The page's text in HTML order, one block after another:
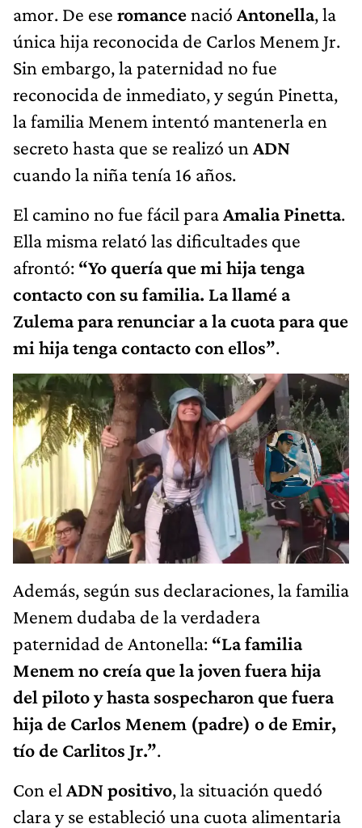
amor. De ese romancenació Antonella, la
única hija reconocida de Carlos Menem Jr.
Sin embargo, la paternidad no fue
reconocida de inmediato, y según Pinetta,
la familia Menem intentó mantenerla en
secreto hasta que se realizó un ADN
cuando la niña tenía 16 años.
El camino no fue fácil paraAmalia Pinetta.
Ella misma relató las dificultades que
afrontó: “Yo quería que mi hija tenga
contacto con su familia. La llamé a
Zulema para renunciar a la cuota para que
mi hija tenga contacto con ellos”.
Además, según sus declaraciones, la familia
Menem dudaba de la verdadera
paternidad de Antonella: “La familia
Menem no creía que la joven fuera hija
del piloto y hasta sospecharon que fuera
hija de Carlos Menem (padre) o de Emir,
tío de Carlitos Jr.”.
Con el ADN positivo, la situación quedó
clara y se estableció una cuota alimentaria